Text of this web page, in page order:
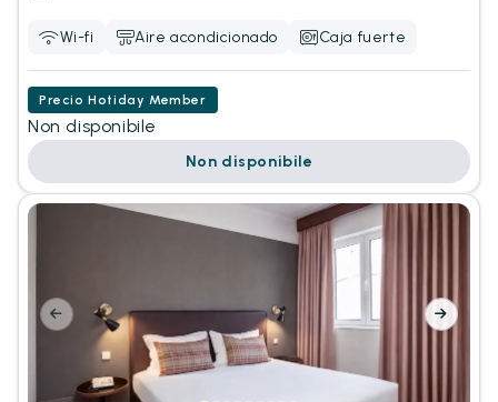
Wi-fi Aire acondicionado Caja fuerte
Precio Hotiday Member
Non disponibile
Non disponibile